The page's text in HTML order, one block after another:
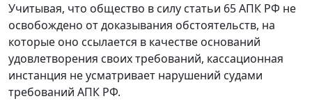
Учитывая, что общество в силу статьи 65АПК РФ не
освобождено от доказывания обстоятельств, на
которые оно ссылается в качестве оснований
удовлетворения своих требований, кассационная
инстанция не усматривает нарушений судами
требований АПК РФ.